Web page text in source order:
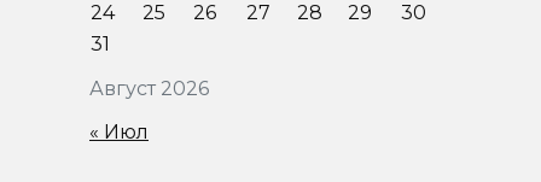
Август 2026
24
25 26 27 28 29
30
31
« Июл